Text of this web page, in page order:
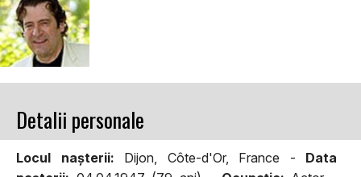
Detalii personale
Locul naşterii: Dijon, Côte-d'Or, France - Data